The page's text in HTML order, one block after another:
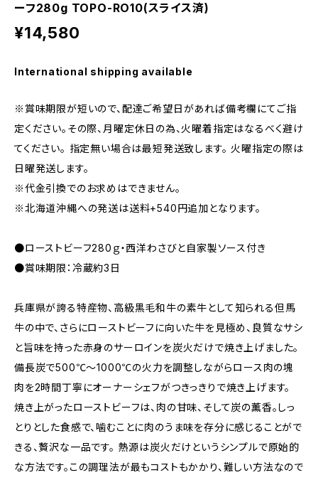
ーフ280g TOPO-RO10(スライス済)
¥14,580
International shipping available
※賞味期限が短いので、配達ご希望日があれば備考欄にてご指
定ください。その際、月曜定休日の為、火曜着指定はなるべく避け
てください。 指定無い場合は最短発送致します。 火曜指定の際は
日曜発送します。
※代金引換でのお求めはできません。
※北海道沖縄への発送は送料+540円追加となります。
●ローストビーフ280ｇ・西洋わさびと自家製ソース付き
●賞味期限：冷蔵約3日
兵庫県が誇る特産物、高級黒毛和牛の素牛として知られる但馬
牛の中で、さらにローストビーフに向いた牛を見極め、良質なサシ
と旨味を持った赤身のサーロインを炭火だけで焼き上げました。
備長炭で500℃～1000℃の火力を調整しながらロース肉の塊
肉を2時間丁寧にオーナーシェフがつきっきりで焼き上げます。
焼き上がったローストビーフは、肉の甘味、そして炭の薫香。しっ
とりとした食感で、噛むことに肉のうま味を存分に感じることがで
きる、贅沢な一品です。 熱源は炭火だけというシンプルで原始的
な方法です。この調理法が最もコストもかかり、難しい方法なので